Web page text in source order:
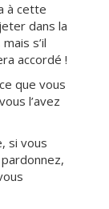
à cette
dans la
s’il
accordé !
que vous
l’avez
si vous